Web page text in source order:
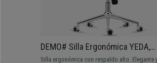
DEMO# Silla Ergonómica YEDA,
Respaldo Alto, Diseño Moderno,
Silla ergonómica con respaldo alto. Elegante